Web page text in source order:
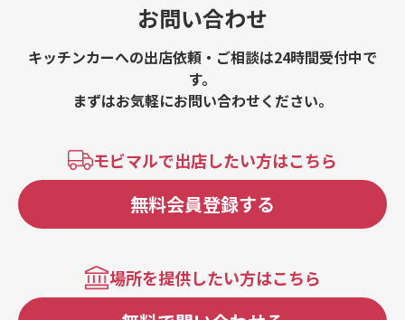
お問い合わせ
キッチンカーへの出店依頼・ご相談は24時間受付中で
す。
まずはお気軽にお問い合わせください。
モビマルで出店したい方はこちら
無料会員登録する
場所を提供したい方はこちら